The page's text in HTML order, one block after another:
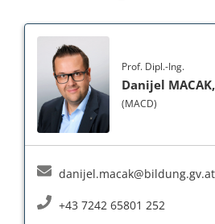
Prof. Dipl.-Ing.
Danijel MACAK,
(MACD)
danijel.macak@bildung.gv.at
+43 7242 65801 252